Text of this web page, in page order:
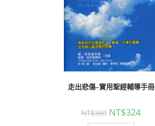
走出悲傷–實用聖經輔導手冊
NT$360 NT$324